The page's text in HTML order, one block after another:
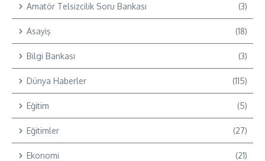
Amatör Telsizcilik Soru Bankası (3)
Asayiş (18)
Bilgi Bankası (3)
Dünya Haberler (115)
Eğitim (5)
Eğitimler (27)
Ekonomi (21)